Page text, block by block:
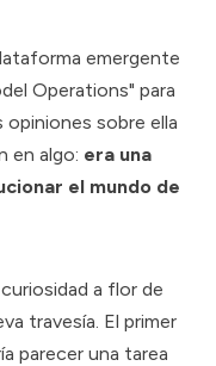
emergente
Operations" para
opiniones sobre ella
en algo: era una
el mundo de
a flor de
travesía. El primer
parecer una tarea